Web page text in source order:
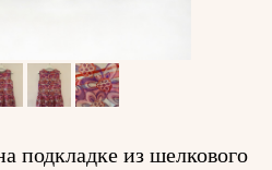
подкладке из шелкового